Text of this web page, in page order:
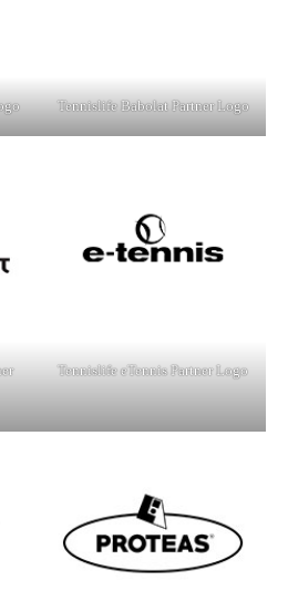
Tennislife Babolat Partner Logo
Tennislife eTennis Partner Logo